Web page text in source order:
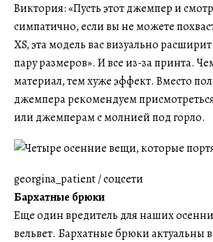
Виктория: «Пусть этот джемпер и
симпатично, если вы не можете
XS, эта модель вас визуально
пару размеров». И все из-за принта.
материал, тем хуже эффект. Вместо
джемпера рекомендуем
или джемперам с молнией под горло.
georgina_patient / соцсети
Бархатные брюки
Еще один вредитель для наших
вельвет. Бархатные брюки актуальны